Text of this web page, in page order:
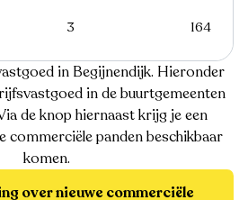
3 164
in Begijnendijk. Hieronder
in de buurtgemeenten
de knop hiernaast krijg je een
commerciële panden beschikbaar
komen.
over nieuwe commerciële